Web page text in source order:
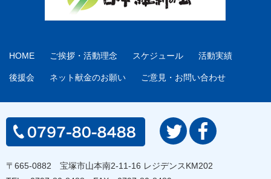
HOME ご挨拶・活動理念 スケジュール 活動実績
後援会 ネット献金のお願い ご意見・お問い合わせ
〒665-0882 宝塚市山本南2-11-16 レジデンスKM202